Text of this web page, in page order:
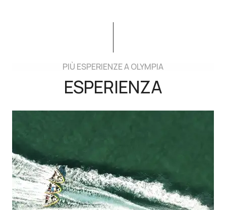
PIÙ ESPERIENZE A OLYMPIA
ESPERIENZA